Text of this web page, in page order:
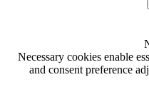
Necessary cookies enable
and consent preference